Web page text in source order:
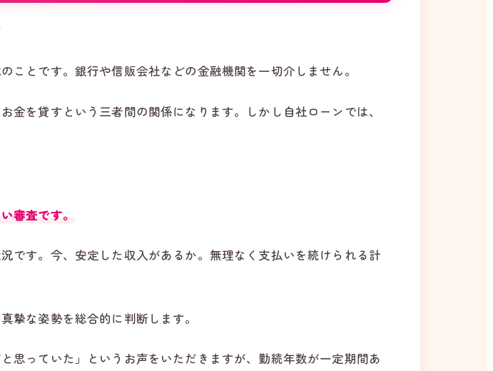
ことです。銀行や信販会社などの金融機関を一切介しません。
を貸すという三者間の関係になります。しかし自社ローンでは、
審査です。
です。今、安定した収入があるか。無理なく支払いを続けられる計
摯な姿勢を総合的に判断します。
思っていた」というお声をいただきますが、勤続年数が一定期間あ